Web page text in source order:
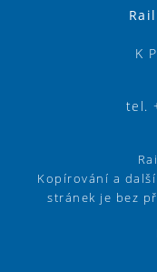
K
tel.
Kopírování a
stránek je bez